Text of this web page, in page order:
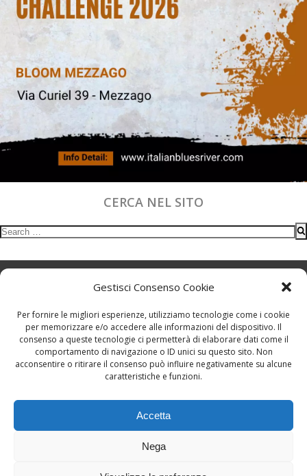
Gestisci Consenso Cookie
Per fornire le migliori esperienze, utilizziamo tecnologie come i cookie
per memorizzare e/o accedere alle informazioni del dispositivo. Il
consenso a queste tecnologie ci permetterà di elaborare dati come il
comportamento di navigazione o ID unici su questo sito. Non
acconsentire o ritirare il consenso può influire negativamente su alcune
caratteristiche e funzioni.
Accetta
Nega
CERCA NEL SITO
Search
Viale Tunisia, 15 - 20124 Milano, Italy
ilbluesmagazine@gmail.com